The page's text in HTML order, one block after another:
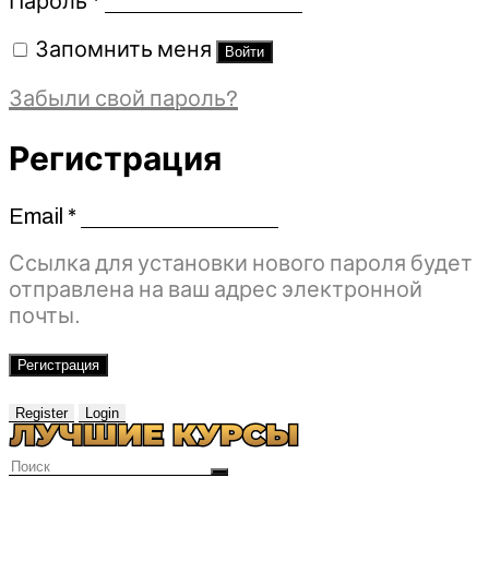
Запомнить меня Войти
Забыли свой пароль?
Регистрация
Email *Обязательно
Ссылка для установки нового пароля будет
отправлена ​​на ваш адрес электронной
почты.
Регистрация
Register Login